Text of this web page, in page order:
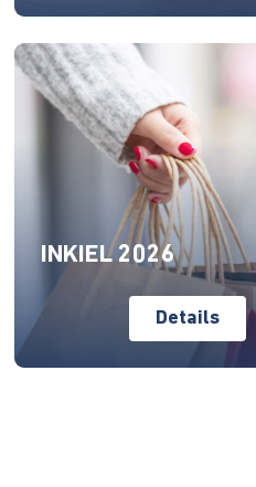
INKIEL 2026
Details